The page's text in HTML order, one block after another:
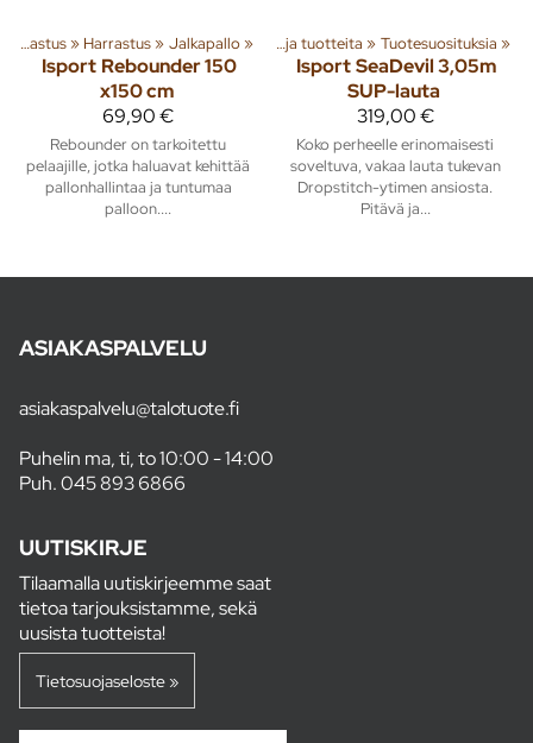
Vapaa-aika ja harrastus‪» Harrastus‪» Jalkapallo‪»
Isport Rebounder 150
x150 cm
69,90 €
Rebounder on tarkoitettu
pelaajille, jotka haluavat kehittää
pallonhallintaa ja tuntumaa
palloon....
Tuoteryhmiä ja tuotteita ‪» Tuotesuosituksia ‪»
IsportSeaDevil 3,05m
SUP-lauta
319,00 €
Koko perheelle erinomaisesti
soveltuva, vakaa lauta tukevan
Dropstitch-ytimen ansiosta.
Pitävä ja...
ASIAKASPALVELU
asiakaspalvelu@talotuote.fi
Puhelin ma, ti, to 10:00 - 14:00
Puh.045 893 6866
UUTISKIRJE
Tilaamalla uutiskirjeemme saat
tietoa tarjouksistamme, sekä
uusista tuotteista!
Tietosuojaseloste »